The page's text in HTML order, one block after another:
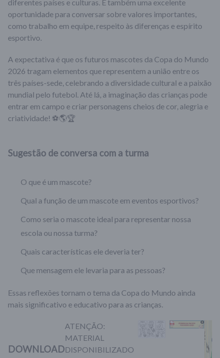
diferentes países e culturas. É também uma excelente
oportunidade para conversar sobre valores importantes,
como trabalho em equipe, respeito às diferenças e espírito
esportivo.
A expectativa é que os futuros mascotes da Copa do Mundo
2026 tragam elementos que representem a união entre os
três países-sede, celebrando a diversidade cultural e a paixão
mundial pelo futebol. Até lá, a imaginação das crianças pode
entrar em campo e criar personagens cheios de cor, alegria e
criatividade! ⚽🌎🏆
Sugestão de conversa com a turma
O que é um mascote?
Qual a função de um mascote em eventos esportivos?
Como seria o mascote ideal para representar nossa
escola ou nossa turma?
Quais características ele deveria ter?
Que mensagem ele levaria para as pessoas?
Essas reflexões tornam o tema da Copa do Mundo ainda
mais significativo e educativo para as crianças.
DOWNLOAD
ATENÇÃO:
MATERIAL
DISPONIBILIZADO